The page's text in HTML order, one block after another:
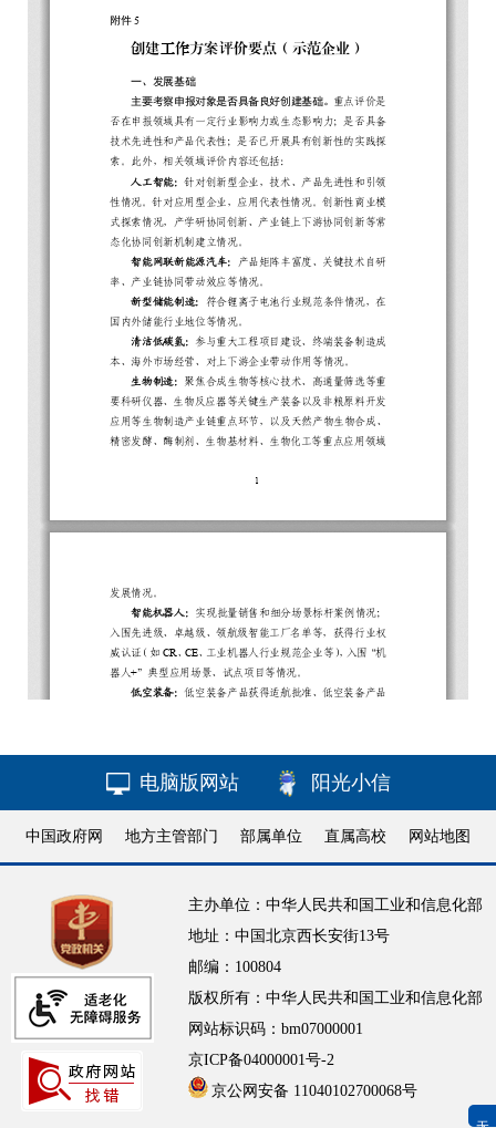
无障碍浏览
电脑版网站 阳光小信
中国政府网 地方主管部门 部属单位 直属高校 网站地图
主办单位：中华人民共和国工业和信息化部
地址：中国北京西长安街13号
邮编：100804
版权所有：中华人民共和国工业和信息化部
网站标识码：bm07000001
京ICP备04000001号-2
京公网安备 11040102700068号